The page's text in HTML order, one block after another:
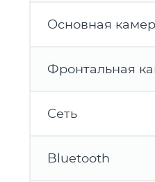
Основная
Фронтальная
Сеть
Bluetooth